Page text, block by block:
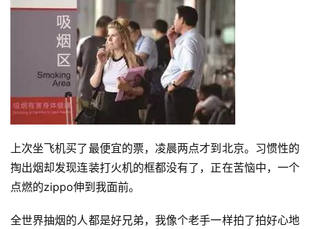
上次坐飞机买了最便宜的票，凌晨两点才到北京。习惯性的
掏出烟却发现连装打火机的框都没有了，正在苦恼中，一个
点燃的zippo伸到我面前。
全世界抽烟的人都是好兄弟，我像个老手一样拍了拍好心地